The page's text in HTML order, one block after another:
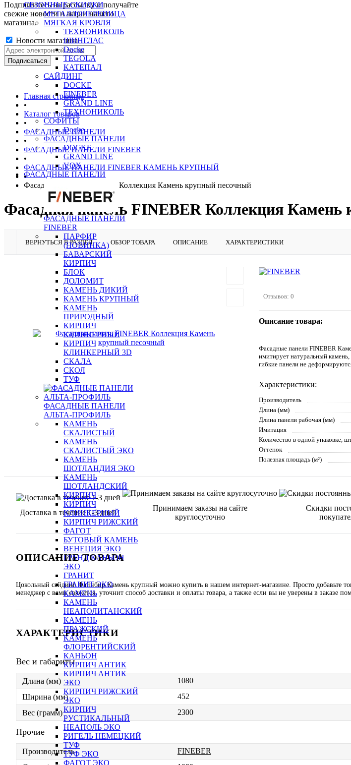
СЕЗОННЫЕ СКИДКИ
МЕТАЛЛОЧЕРЕПИЦА
МЯГКАЯ КРОВЛЯ
ТЕХНОНИКОЛЬ
ШИНГЛАС
Docke
TEGOLA
КАТЕПАЛ
САЙДИНГ
DOCKE
FINEBER
GRAND LINE
ТЕХНОНИКОЛЬ
СОФИТЫ
Docke
ФАСАДНЫЕ ПАНЕЛИ
DOCKE
GRAND LINE
VOX
ФАСАДНЫЕ ПАНЕЛИ
ФАСАДНЫЕ ПАНЕЛИ
FINEBER
ПАРФИР
(НОВИНКА)
БАВАРСКИЙ
КИРПИЧ
БЛОК
ДОЛОМИТ
КАМЕНЬ ДИКИЙ
КАМЕНЬ КРУПНЫЙ
КАМЕНЬ
ПРИРОДНЫЙ
КИРПИЧ
КЛИНКЕРНЫЙ
КИРПИЧ
КЛИНКЕРНЫЙ 3D
СКАЛА
СКОЛ
ТУФ
ФАСАДНЫЕ ПАНЕЛИ
АЛЬТА-ПРОФИЛЬ
КАМЕНЬ
СКАЛИСТЫЙ
КАМЕНЬ
СКАЛИСТЫЙ ЭКО
КАМЕНЬ
ШОТЛАНДИЯ ЭКО
КАМЕНЬ
ШОТЛАНДСКИЙ
КИРПИЧ
КИРПИЧ
КЛИНКЕРНЫЙ
КИРПИЧ РИЖСКИЙ
ФАГОТ
БУТОВЫЙ КАМЕНЬ
ВЕНЕЦИЯ ЭКО
ГРАНД КАНЬОН
ЭКО
ГРАНИТ
ГРАНИТ ЭКО
КАМЕНЬ
КАМЕНЬ
НЕАПОЛИТАНСКИЙ
КАМЕНЬ
ПРАЖСКИЙ
КАМЕНЬ
ФЛОРЕНТИЙСКИЙ
КАНЬОН
КИРПИЧ АНТИК
КИРПИЧ АНТИК
ЭКО
КИРПИЧ РИЖСКИЙ
ЭКО
КИРПИЧ
РУСТИКАЛЬНЫЙ
НЕАПОЛЬ ЭКО
РИГЕЛЬ НЕМЕЦКИЙ
ТУФ
ТУФ ЭКО
ФАГОТ ЭКО
Подпишитесь на рассылку и получайте
свежие новости и акции нашего
магазина.
Новости магазина
Главная страница
•
Каталог товаров
•
ФАСАДНЫЕ ПАНЕЛИ
•
ФАСАДНЫЕ ПАНЕЛИ FINEBER
•
ФАСАДНЫЕ ПАНЕЛИ FINEBER КАМЕНЬ КРУПНЫЙ
•
Фасадная панель FINEBER Коллекция Камень крупный песочный
Фасадная панель FINEBER Коллекция Камень
ВЕРНУТЬСЯ В РАЗДЕЛ ОБЗОР ТОВАРА ОПИСАНИЕ ХАРАКТЕРИСТИКИ
Отзывов: 0
Описание товара:
Фасадные панели FINEBER
имитирует натуральный
гибкие панели не
Характеристики:
Производитель
Длина (мм)
Длина панели рабочая (мм)
Имитация
Количество в одной упаковке,
Оттенок
Полезная площадь (м²)
Доставка в течение 1-3 дней
Принимаем заказы на сайте
круглосуточно
Скидки
ОПИСАНИЕ ТОВАРА
Цокольный сайдинг Файнбир Камень крупный можно купить в нашем интернет-магазине. Просто добавьте
менеджер с вами свяжется, уточнит способ доставки и оплаты товара, а также если вы не уверены в заказе
ХАРАКТЕРИСТИКИ
Вес и габариты
Длина (мм)
1080
Ширина (мм)
452
Вес (грамм)
2300
Прочие
Производитель
FINEBER